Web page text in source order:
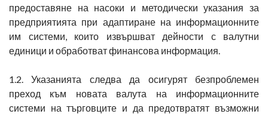
предоставяне на насоки и методически указания за
предприятията при адаптиране на информационните
им системи, които извършват дейности с валутни
единици и обработват финансова информация.
1.2. Указанията следва да осигурят безпроблемен
преход към новата валута на информационните
системи на търговците и да предотвратят възможни